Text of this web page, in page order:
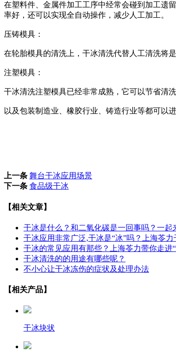
在塑料件、金属件加工工序中经常会碰到加工遗
率好，还可以实现全自动操作，减少人工加工。
压铸模具：
在轮胎模具的清洗上，干冰清洗代替人工清洗将
注塑模具：
干冰清洗注塑模具已经非常成熟，它可以节省清
以及包装制造业、橡胶行业、铸造行业等都可以进
上一条 舞台干冰应用场景
下一条 食品级干冰
【相关文章】
干冰是什么？和二氧化碳是一回事吗？一起
干冰应用非常广泛,干冰是“冰”吗？上海苓力
干冰的常见应用有那些？上海苓力带你走进
干冰清洗的的用途有哪些呢？
不小心让干冰冻伤的症状及处理办法
【相关产品】
干冰块状